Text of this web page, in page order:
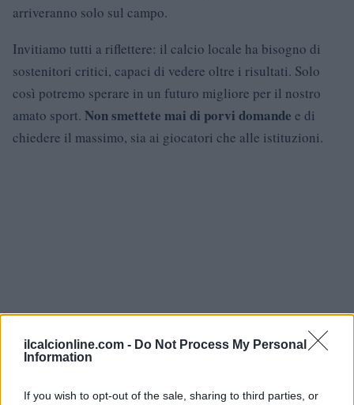
ilcalcionline.com - Do Not Process My Personal
Information
If you wish to opt-out of the sale, sharing to third parties, or
arriveranno solo sul campo.
Invitiamo tutti a riflettere: il calcio locale ha bisogno di
sostenitori critici, capaci di vedere oltre i risultati. Solo
così potremo sperare in un futuro migliore per il nostro
amato sport. Non smettete mai di porvi domande e di
chiedere il massimo, sia ai giocatori che alle istituzioni.